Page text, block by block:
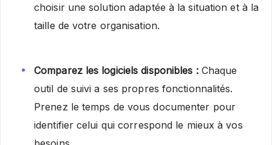
choisir une solution adaptée à la situation et à la
taille de votre organisation.
Comparez les logiciels disponibles :Chaque
outil de suivi a ses propres fonctionnalités.
Prenez le temps de vous documenter pour
identifier celui qui correspond le mieux à vos